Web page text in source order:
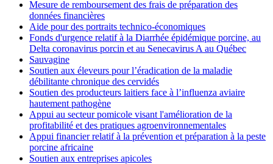
Mesure de remboursement des frais de préparation des
données financières
Aide pour des portraits technico-économiques
Fonds d'urgence relatif à la Diarrhée épidémique porcine, au
Delta coronavirus porcin et au Senecavirus A au Québec
Sauvagine
Soutien aux éleveurs pour l’éradication de la maladie
débilitante chronique des cervidés
Soutien des producteurs laitiers face à l’influenza aviaire
hautement pathogène
Appui au secteur pomicole visant l'amélioration de la
profitabilité et des pratiques agroenvironnementales
Appui financier relatif à la prévention et préparation à la peste
porcine africaine
Soutien aux entreprises apicoles